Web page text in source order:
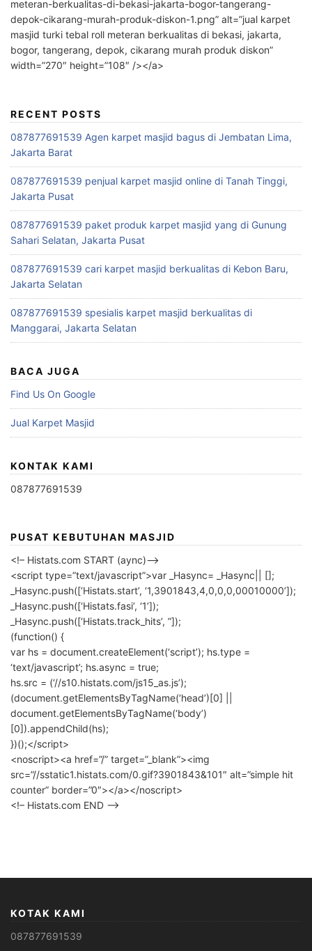
meteran-berkualitas-di-bekasi-jakarta-bogor-tangerang-
depok-cikarang-murah-produk-diskon-1.png” alt=”jual karpet
masjid turki tebal roll meteran berkualitas di bekasi, jakarta,
bogor, tangerang, depok, cikarang murah produk diskon”
width=”270″ height=”108″ /></a>
RECENT POSTS
087877691539 Agen karpet masjid bagus di Jembatan Lima,
Jakarta Barat
087877691539 penjual karpet masjid online di Tanah Tinggi,
Jakarta Pusat
087877691539 paket produk karpet masjid yang di Gunung
Sahari Selatan, Jakarta Pusat
087877691539 cari karpet masjid berkualitas di Kebon Baru,
Jakarta Selatan
087877691539 spesialis karpet masjid berkualitas di
Manggarai, Jakarta Selatan
BACA JUGA
Find Us On Google
Jual Karpet Masjid
KONTAK KAMI
087877691539
PUSAT KEBUTUHAN MASJID
<!– Histats.com START (aync)–>
<script type=”text/javascript”>var _Hasync= _Hasync|| [];
_Hasync.push([‘Histats.start’, ‘1,3901843,4,0,0,0,00010000’]);
_Hasync.push([‘Histats.fasi’, ‘1’]);
_Hasync.push([‘Histats.track_hits’, ”]);
(function() {
var hs = document.createElement(‘script’); hs.type =
‘text/javascript’; hs.async = true;
hs.src = (‘//s10.histats.com/js15_as.js’);
(document.getElementsByTagName(‘head’)[0] ||
document.getElementsByTagName(‘body’)
[0]).appendChild(hs);
})();</script>
<noscript><a href=”/” target=”_blank”><img
src=”//sstatic1.histats.com/0.gif?3901843&101″ alt=”simple hit
counter” border=”0″></a></noscript>
<!– Histats.com END –>
KOTAK KAMI
087877691539